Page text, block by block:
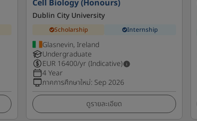
Cell Biology (Honours)
Dublin City University
Scholarship Internship
Glasnevin, Ireland
Undergraduate
EUR 16400/yr (Indicative)
4 Year
ภาคการศึกษาใหม่: Sep 2026
ดูรายละเอียด